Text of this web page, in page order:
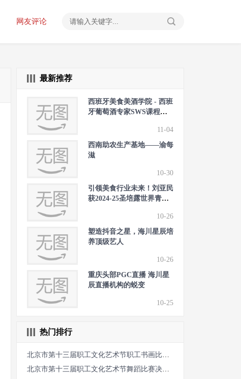
网友评论
最新推荐
西班牙美食美酒学院 - 西班
牙葡萄酒专家SWS课程最
11-04
西南助农生产基地——渝每
滋
10-30
引领美食行业未来！刘亚民
获2024-25圣培露世界青年
10-26
塑造抖音之星，海川星辰培
养顶级艺人
10-26
重庆头部PGC直播 海川星
辰直播机构的蜕变
10-25
热门排行
北京市第十三届职工文化艺术节职工书画比赛收官
北京市第十三届职工文化艺术节舞蹈比赛决出金银铜奖